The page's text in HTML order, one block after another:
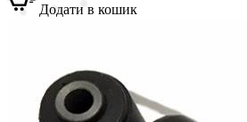
Додати в кошик